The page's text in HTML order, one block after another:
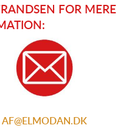
FOR MERE
AF@ELMODAN.DK